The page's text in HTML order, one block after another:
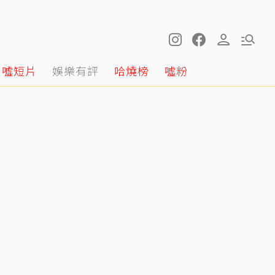
噓短片 娛樂有評 哈燒榜 噓粉